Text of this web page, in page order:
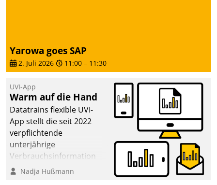
Yarowa goes SAP
2. Juli 2026 11:00 – 11:30
UVI-App
Warm auf die Hand
Datatrains flexible UVI-
App stellt die seit 2022
verpflichtende
unterjährige
Verbrauchsinformation
schnell, zuverlässig und
Nadja Hußmann